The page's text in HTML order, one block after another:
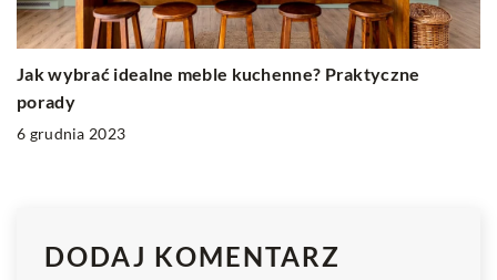
Jak wybrać idealne meble kuchenne? Praktyczne
porady
6 grudnia 2023
DODAJ KOMENTARZ